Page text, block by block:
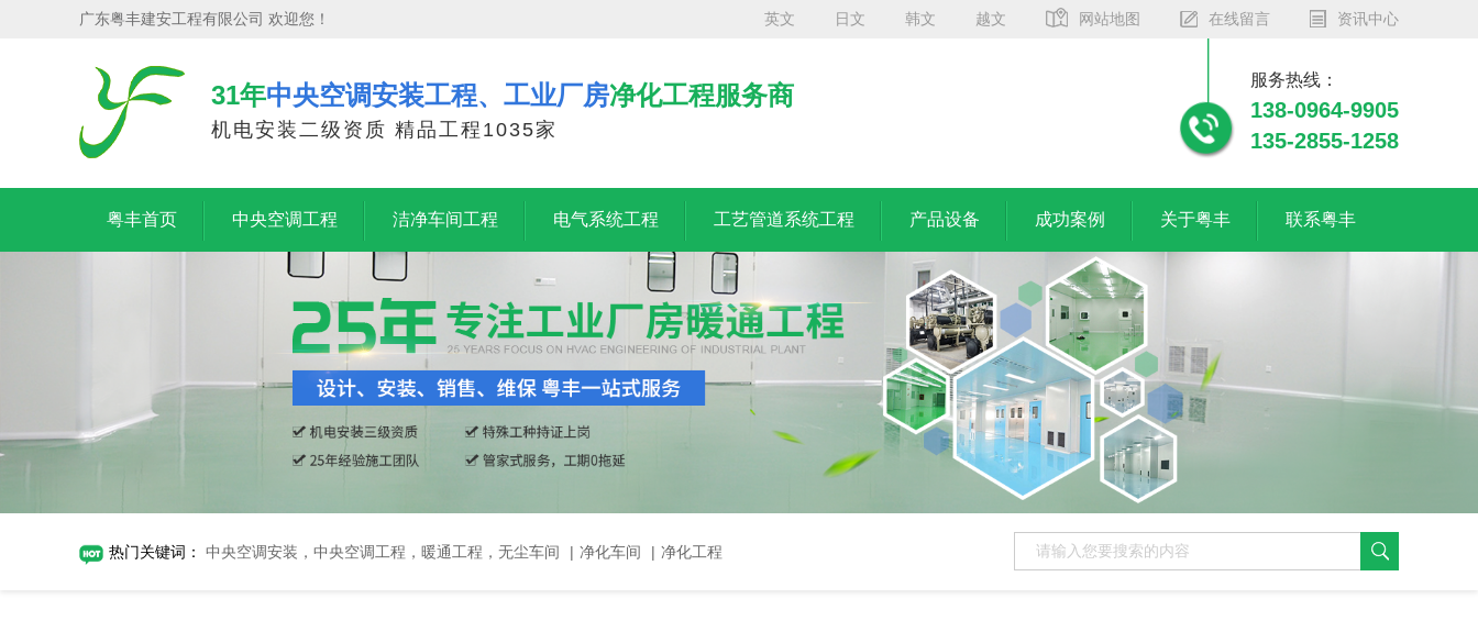
广东粤丰建安工程有限公司 欢迎您！ 英文 日文 韩文 越文 网站地图 在线留言 资讯中心
31年中央空调安装工程、工业厂房净化工程服务商
机电安装二级资质 精品工程1035家
服务热线：
138-0964-9905
135-2855-1258
粤丰首页 中央空调工程 洁净车间工程 电气系统工程 工艺管道系统工程 产品设备 成功案例 关于粤丰 联系粤丰
热门关键词： 中央空调安装，中央空调工程，暖通工程，无尘车间 | 净化车间 | 净化工程